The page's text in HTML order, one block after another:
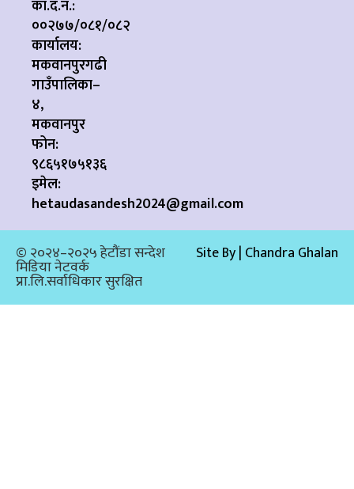
का.द.नं.:
००२७७/०८१/०८२
कार्यालय:
मकवानपुरगढी
गाउँपालिका–
४,
मकवानपुर
फोन:
९८६५१७५१३६
इमेल:
hetaudasandesh2024@gmail.com
© २०२४–२०२५ हेटौंडा सन्देश
मिडिया नेटवर्क
प्रा.लि.सर्वाधिकार सुरक्षित​
Site By | Chandra Ghalan